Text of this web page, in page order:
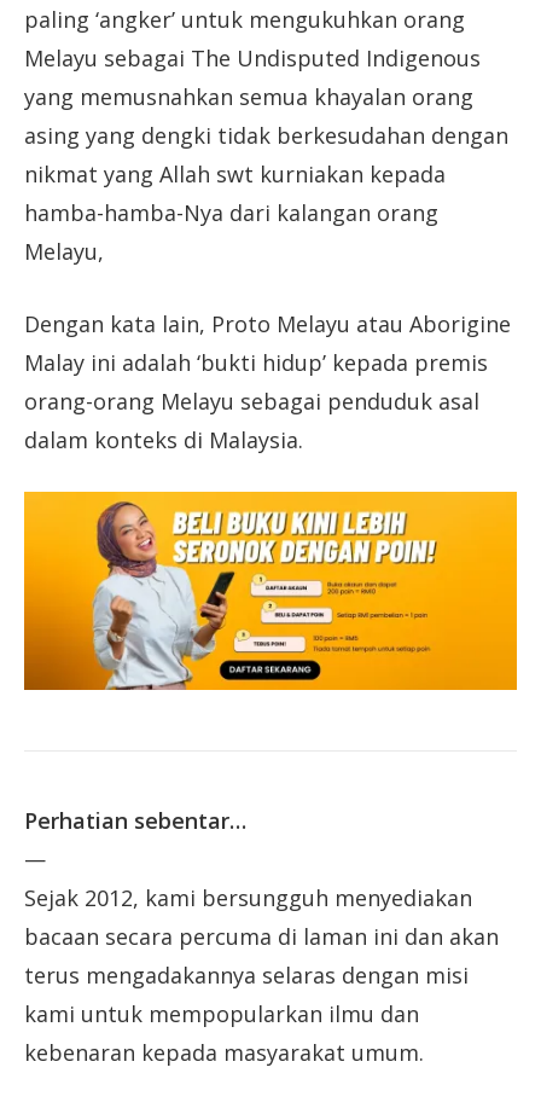
paling ‘angker’ untuk mengukuhkan orang
Melayu sebagai The Undisputed Indigenous
yang memusnahkan semua khayalan orang
asing yang dengki tidak berkesudahan dengan
nikmat yang Allah swt kurniakan kepada
hamba-hamba-Nya dari kalangan orang
Melayu,
Dengan kata lain, Proto Melayu atau Aborigine
Malay ini adalah ‘bukti hidup’ kepada premis
orang-orang Melayu sebagai penduduk asal
dalam konteks di Malaysia.
Perhatian sebentar…
—
Sejak 2012, kami bersungguh menyediakan
bacaan secara percuma di laman ini dan akan
terus mengadakannya selaras dengan misi
kami untuk mempopularkan ilmu dan
kebenaran kepada masyarakat umum.